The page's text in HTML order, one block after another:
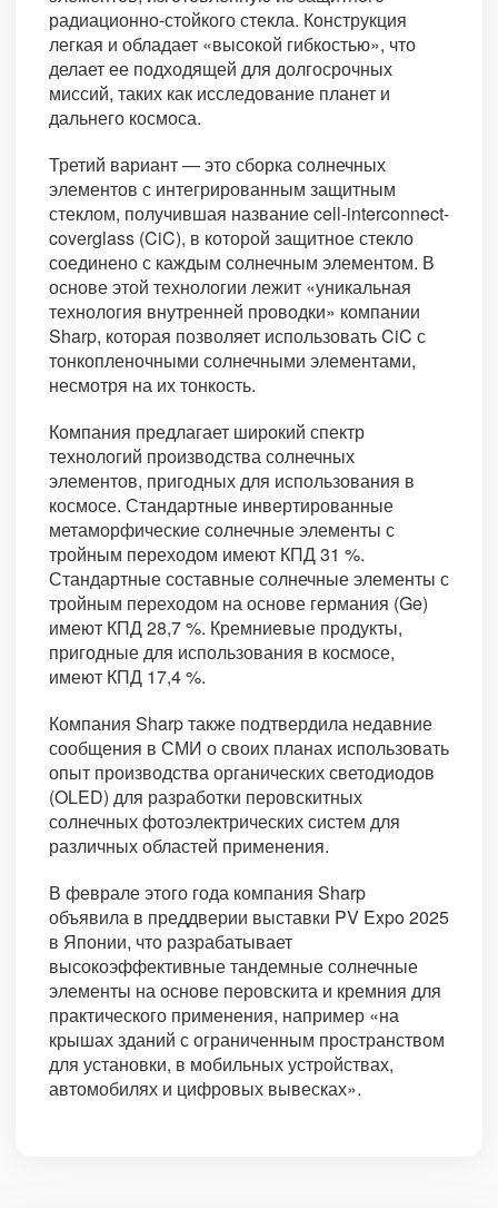
радиационно-стойкого стекла. Конструкция
легкая и обладает «высокой гибкостью», что
делает ее подходящей для долгосрочных
миссий, таких как исследование планет и
дальнего космоса.
Третий вариант — это сборка солнечных
элементов с интегрированным защитным
стеклом, получившая название cell-interconnect-
coverglass (CiC), в которой защитное стекло
соединено с каждым солнечным элементом. В
основе этой технологии лежит «уникальная
технология внутренней проводки» компании
Sharp, которая позволяет использовать CiC с
тонкопленочными солнечными элементами,
несмотря на их тонкость.
Компания предлагает широкий спектр
технологий производства солнечных
элементов, пригодных для использования в
космосе. Стандартные инвертированные
метаморфические солнечные элементы с
тройным переходом имеют КПД 31 %.
Стандартные составные солнечные элементы с
тройным переходом на основе германия (Ge)
имеют КПД 28,7 %. Кремниевые продукты,
пригодные для использования в космосе,
имеют КПД 17,4 %.
Компания Sharp также подтвердила недавние
сообщения в СМИ о своих планах использовать
опыт производства органических светодиодов
(OLED) для разработки перовскитных
солнечных фотоэлектрических систем для
различных областей применения.
В феврале этого года компания Sharp
объявила в преддверии выставки PV Expo 2025
в Японии, что разрабатывает
высокоэффективные тандемные солнечные
элементы на основе перовскита и кремния для
практического применения, например «на
крышах зданий с ограниченным пространством
для установки, в мобильных устройствах,
автомобилях и цифровых вывесках».